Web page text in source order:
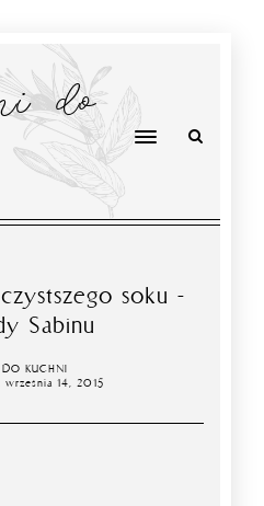
do
soku -
Sabinu
KUCHNI
września 14, 2015